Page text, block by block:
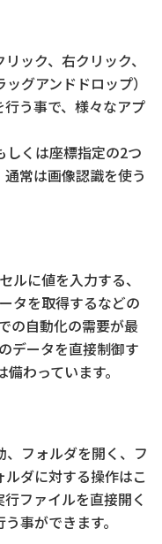
ック、右クリック、
グアンドドロップ）
う事で、様々なアプ
しくは座標指定の2つ
常は画像認識を使う
ルに値を入力する、
タを取得するなどの
の自動化の需要が最
データを直接制御す
備わっています。
フォルダを開く、フ
ダに対する操作はこ
ファイルを直接開く
事ができます。